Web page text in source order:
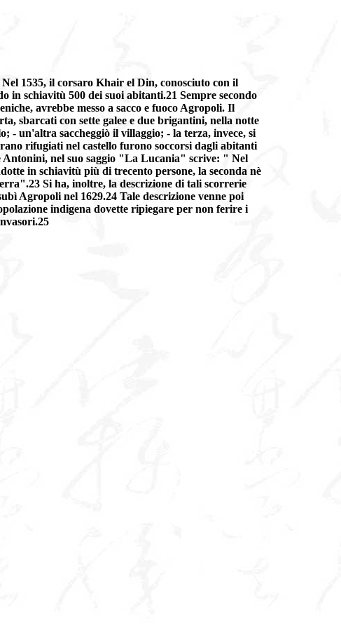
1535, il corsaro Khair el Din, conosciuto con il
in schiavitù 500 dei suoi abitanti.21 Sempre secondo
avrebbe messo a sacco e fuoco Agropoli. Il
sbarcati con sette galee e due brigantini, nella notte
- un'altra saccheggiò il villaggio; - la terza, invece, si
rifugiati nel castello furono soccorsi dagli abitanti
nel suo saggio "La Lucania" scrive: " Nel
in schiavitù più di trecento persone, la seconda nè
Si ha, inoltre, la descrizione di tali scorrerie
Agropoli nel 1629.24 Tale descrizione venne poi
indigena dovette ripiegare per non ferire i